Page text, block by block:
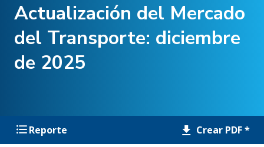
Actualización del Mercado
del Transporte: diciembre
de 2025
Reporte Crear PDF *